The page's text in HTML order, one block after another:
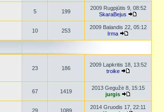
5 199
2009 Rugpjūtis 9, 08:52
SkaraBejus
10 253
2009 Balandis 22, 05:12
Irma
23 186
2009 Lapkritis 18, 13:52
troike
67 1419
2013 Gegužė 8, 15:15
jurgis
29 1089
2014 Gruodis 17, 22:11